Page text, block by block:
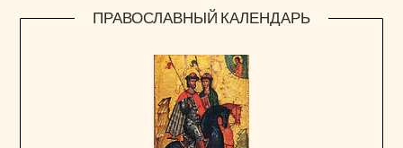
ПРАВОСЛАВНЫЙ КАЛЕНДАРЬ